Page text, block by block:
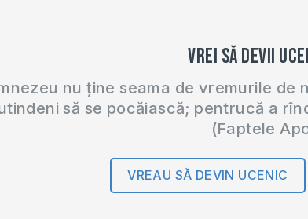
Vrei să devii
nu ține seama de vremurile
să se pocăiască; pentrucă a
(Faptele
VREAU SĂ DEVIN UCENIC